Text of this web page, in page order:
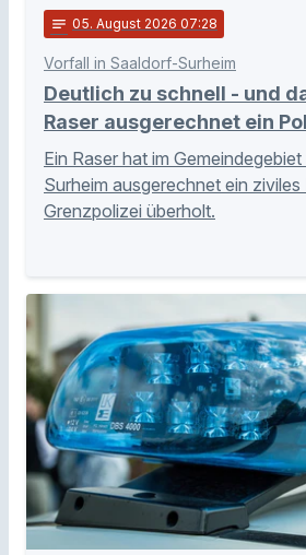
notes 05. August 2026 07:28
Vorfall in Saaldorf-Surheim
Deutlich zu schnell - und
Raser ausgerechnet ein
Ein Raser hat im
Surheim ausgerechnet ein
Grenzpolizei überholt.